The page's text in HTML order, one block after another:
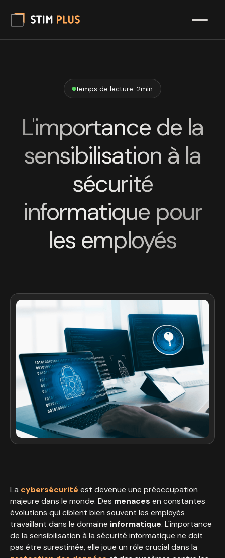
Temps de lecture :2min
L'importance de la
sensibilisation à la
sécurité
informatique pour
les employés
La cybersécurité est devenue une préoccupation
majeure dans le monde. Des menaces en constantes
évolutions qui ciblent bien souvent les employés
travaillant dans le domaine informatique. L'importance
de la sensibilisation à la sécurité informatique ne doit
pas être surestimée, elle joue un rôle crucial dans la